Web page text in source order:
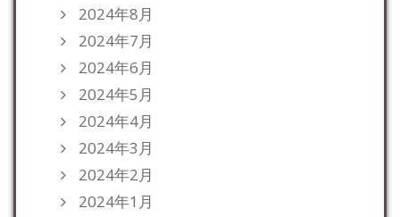
2024年8月
2024年7月
2024年6月
2024年5月
2024年4月
2024年3月
2024年2月
2024年1月